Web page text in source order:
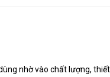
nhờ vào chất lượng, thiết